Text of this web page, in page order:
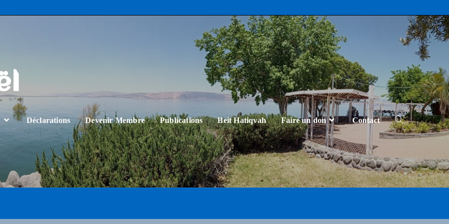
Déclarations Devenir Membre Publications Beit Hatiqvah Faire un don Contact